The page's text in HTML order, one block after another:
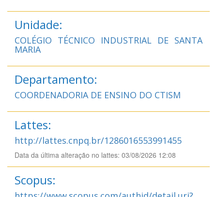
Unidade:
COLÉGIO TÉCNICO INDUSTRIAL DE SANTA
MARIA
Departamento:
COORDENADORIA DE ENSINO DO CTISM
Lattes:
http://lattes.cnpq.br/1286016553991455
Data da última alteração no lattes: 03/08/2026 12:08
Scopus: